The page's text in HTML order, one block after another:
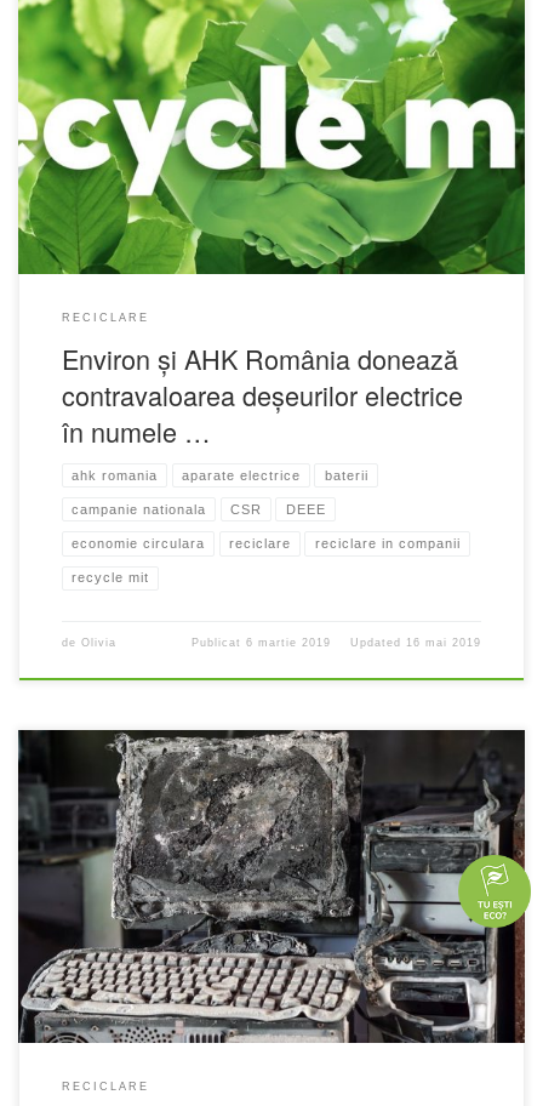
RECICLARE
Environ și AHK România donează
contravaloarea deșeurilor electrice
în numele …
ahk romania aparate electrice baterii
campanie nationala CSR DEEE
economie circulara reciclare reciclare in companii
recycle mit
de Olivia Publicat6 martie 2019 Updated 16 mai 2019
RECICLARE